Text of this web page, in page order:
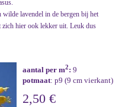
wilde lavendel in de bergen bij het
zich hier ook lekker uit. Leuk dus
aantal per m2: 9
potmaat: p9 (9 cm vierkant)
2,50 €